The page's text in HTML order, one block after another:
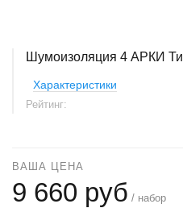
Шумоизоляция 4 АРКИ
Характеристики
Рейтинг:
ВАША ЦЕНА
9 660 руб / набор